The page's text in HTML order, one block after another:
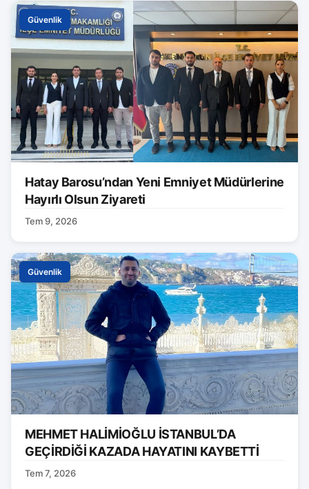
Güvenlik
Hatay Barosu’ndan Yeni Emniyet Müdürlerine
Hayırlı Olsun Ziyareti
Tem 9, 2026
Güvenlik
MEHMET HALİMİOĞLU İSTANBUL’DA
GEÇİRDİĞİ KAZADA HAYATINI KAYBETTİ
Tem 7, 2026